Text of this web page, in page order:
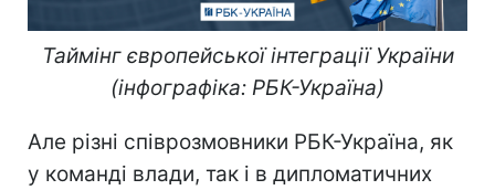
Таймінг європейської інтеграції України
(інфографіка: РБК-Україна)
Але різні співрозмовники РБК-Україна, як
у команді влади, так і в дипломатичних